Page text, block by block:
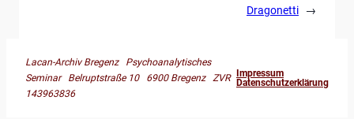
Dragonetti
→
Lacan-Archiv Bregenz Psychoanalytisches
Seminar Belruptstraße 10 6900 Bregenz ZVR
143963836
Impressum
Datenschutzerklärung